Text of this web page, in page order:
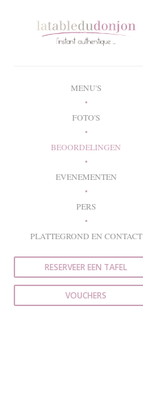
MENU'S
FOTO'S
BEOORDELINGEN
EVENEMENTEN
PERS
PLATTEGROND EN CONTACT
RESERVEER EEN TAFEL
VOUCHERS